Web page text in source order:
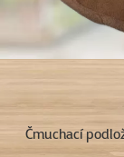
Čmuchací